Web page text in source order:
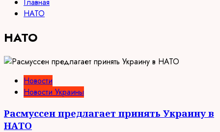
НАТО
НАТО
Новости
Новости Украины
Расмуссен предлагает принять Украину в
НАТО